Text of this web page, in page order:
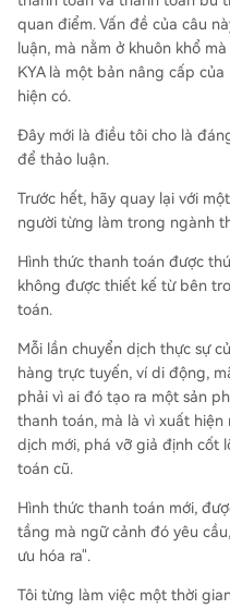
quan điểm. Vấn đề của câu
luận, mà nằm ở khuôn khổ
KYA là một bản nâng cấp
hiện có.
Đây mới là điều tôi cho là
để thảo luận.
Trước hết, hãy quay lại với
người từng làm trong ngành
Hình thức thanh toán được
không được thiết kế từ bên
toán.
Mỗi lần chuyển dịch thực sự
hàng trực tuyến, ví di động,
phải vì ai đó tạo ra một sản
thanh toán, mà là vì xuất
dịch mới, phá vỡ giả định cốt
toán cũ.
Hình thức thanh toán mới,
tầng mà ngữ cảnh đó yêu
ưu hóa ra".
Tôi từng làm việc một thời